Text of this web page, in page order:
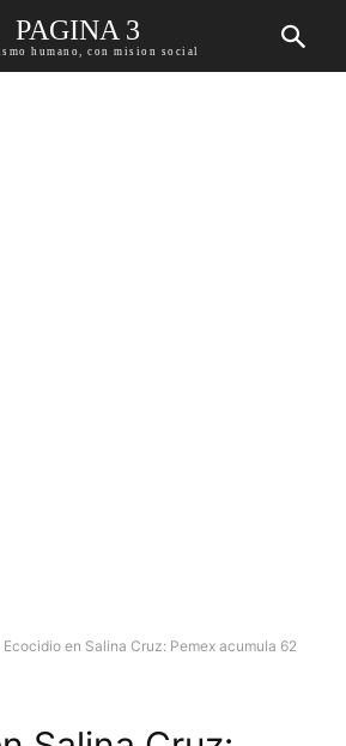
PAGINA 3
humano, con mision social
Ecocidio en Salina Cruz: Pemex acumula 62